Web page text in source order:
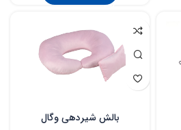
بالش شیردهی وگال